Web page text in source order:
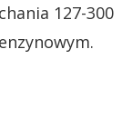
127-300